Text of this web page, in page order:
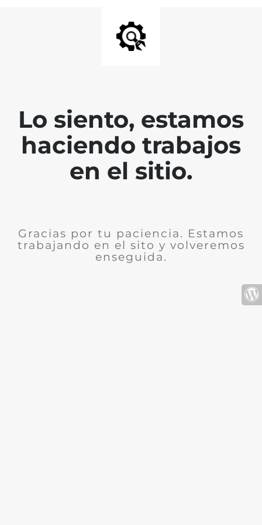
Lo siento, estamos
haciendo trabajos
en el sitio.
Gracias por tu paciencia. Estamos
trabajando en el sito y volveremos
enseguida.